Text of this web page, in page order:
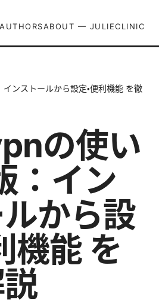
AUTHORSABOUT — JULIECLINIC
ンストールから設定・便利機能 を徹
の使い
：イン
から設
機能 を